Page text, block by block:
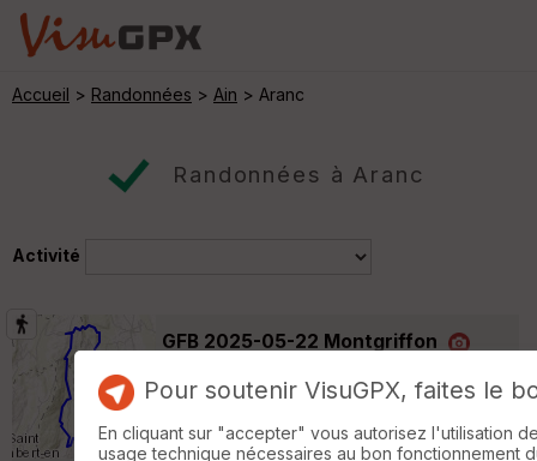
Accueil > Randonnées > Ain > Aranc
Randonnées à Aranc
Activité
GFB 2025-05-22 Montgriffon
Randonnée Pédestre 19 km 680 m
Départ de Montgriffon Points de passage :
Moment, Oncieu, Col d'Evosges, Etang
Pour soutenir VisuGPX, faites le
En cliquant sur "accepter" vous autorisez l'utilisation
usage technique nécessaires au bon fonctionnement